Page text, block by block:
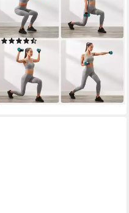
Hantel Set 12kg, Hexagon,
Neopren Hanteln
(126)
39,99 € UVP
lieferbar - in 3-4 Werktagen bei dir